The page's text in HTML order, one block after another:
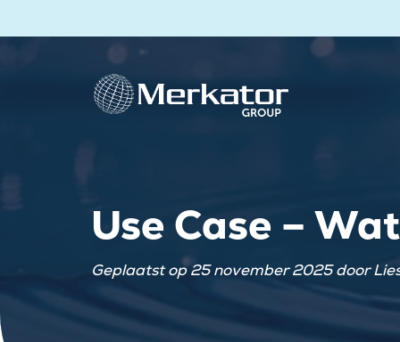
Use Case –
Geplaatst op 25 november 2025 door